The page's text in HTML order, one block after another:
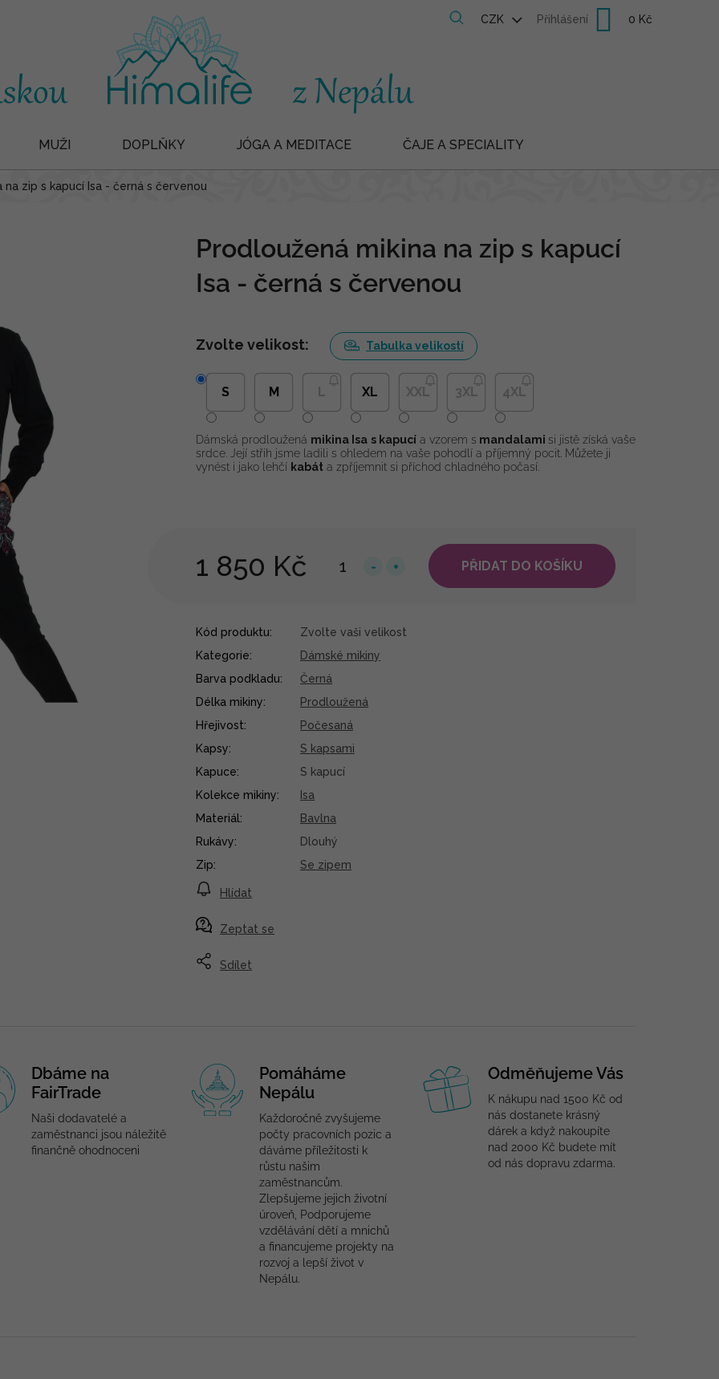
CZK Přihlášení
Nákupní
MUŽI DOPLŇKY JÓGA A MEDITACE ČAJE A SPECIALITY
na zip s kapucí Isa - černá s červenou
Prodloužená mikina na zip s kapucí
Isa - černá s červenou
1 850 Kč PŘIDAT DO KOŠÍKU
Zvolte velikost: Tabulka velikostí
S M L XL XXL 3XL 4XL
Dámská prodloužená mikina Isa s kapucí a vzorem s mandalami si jistě získá vaše
srdce. Její střih jsme ladili s ohledem na vaše pohodlí a příjemný pocit. Můžete ji
vynést i jako lehčí kabát a zpříjemnit si příchod chladného počasí.
Zeptat se
Hlídat
Sdílet
Kód produktu:
Zvolte vaši velikost
Kategorie:
Dámské mikiny
Barva podkladu:
Černá
Délka mikiny:
Prodloužená
Hřejivost:
Počesaná
Kapsy:
S kapsami
Kapuce:
S kapucí
Kolekce mikiny:
Isa
Materiál:
Bavlna
Rukávy:
Dlouhý
Zip: Se zipem
Dbáme na
FairTrade
Naši dodavatelé a
zaměstnanci jsou náležitě
finančně ohodnoceni
Pomáháme
Nepálu
Každoročně zvyšujeme
počty pracovních pozic a
dáváme příležitosti k
růstu našim
zaměstnancům.
Zlepšujeme jejich životní
úroveň, Podporujeme
vzdělávání dětí a mnichů
a financujeme projekty na
rozvoj a lepší život v
Nepálu.
Odměňujeme Vás
K nákupu nad 1500 Kč od
nás dostanete krásný
dárek a když nakoupíte
nad 2000 Kč budete mít
od nás dopravu zdarma.